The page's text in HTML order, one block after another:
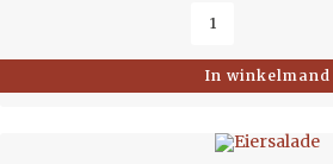
In winkelmand